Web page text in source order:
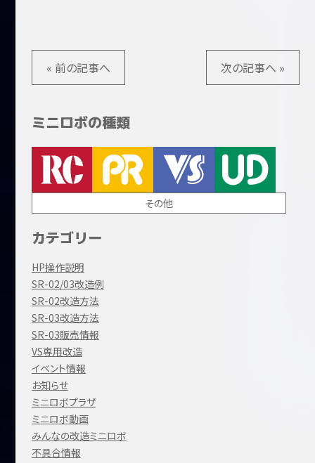
« 前の記事へ 次の記事へ »
ミニロボの種類
その他
カテゴリー
HP操作説明
SR-02/03改造例
SR-02改造方法
SR-03改造方法
SR-03販売情報
VS専用改造
イベント情報
お知らせ
ミニロボプラザ
ミニロボ動画
みんなの改造ミニロボ
不具合情報